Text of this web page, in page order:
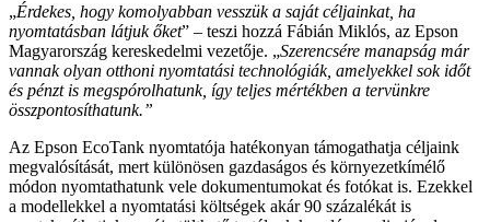
„Érdekes, hogy komolyabban vesszük a saját céljainkat, ha
nyomtatásban látjuk őket” – teszi hozzá Fábián Miklós, az Epson
Magyarország kereskedelmi vezetője. „Szerencsére manapság már
vannak olyan otthoni nyomtatási technológiák, amelyekkel sok időt
és pénzt is megspórolhatunk, így teljes mértékben a tervünkre
összpontosíthatunk.”
Az Epson EcoTank nyomtatója hatékonyan támogathatja céljaink
megvalósítását, mert különösen gazdaságos és környezetkímélő
módon nyomtathatunk vele dokumentumokat és fotókat is. Ezekkel
a modellekkel a nyomtatási költségek akár 90 százalékát is